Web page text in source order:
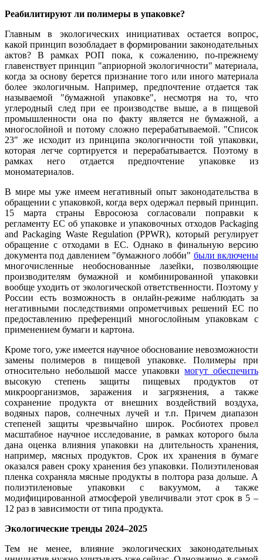
Реабилитируют ли полимеры в упаковке?
Главным в экологических инициативах остается вопрос,
какой принцип возобладает в формировании законодательных
актов? В рамках РОП пока, к сожалению, по-прежнему
главенствует принцип "априорной экологичности" материала,
когда за основу берется признание того или иного материала
более экологичным. Например, предпочтение отдается так
называемой "бумажной упаковке", несмотря на то, что
углеродный след при ее производстве выше, а в пищевой
промышленности она по факту является не бумажной, а
многослойной и потому сложно перерабатываемой. "Список
23" же исходит из принципа экологичности той упаковки,
которая легче сортируется и перерабатывается. Поэтому в
рамках него отдается предпочтение упаковке из
мономатериалов.
В мире мы уже имеем негативный опыт законодательства в
обращении с упаковкой, когда верх одержал первый принцип.
15 марта страны Евросоюза согласовали поправки к
регламенту ЕС об упаковке и упаковочных отходов Packaging
and Packaging Waste Regulation (PPWR), который регулирует
обращение с отходами в ЕС. Однако в финальную версию
документа под давлением "бумажного лобби" были включены
многочисленные необоснованные лазейки, позволяющие
производителям бумажной и комбинированной упаковки
вообще уходить от экологической ответственности. Поэтому у
России есть возможность в онлайн-режиме наблюдать за
негативными последствиями опрометчивых решений ЕС по
предоставлению преференций многослойным упаковкам с
применением бумаги и картона.
Кроме того, уже имеется научное обоснование невозможности
замены полимеров в пищевой упаковке. Полимеры при
относительно небольшой массе упаковкимогут обеспечить
высокую степень защиты пищевых продуктов от
микроорганизмов, заражения и загрязнения, а также
сохранение продукта от внешних воздействий воздуха,
водяных паров, солнечных лучей и т.п. Причем диапазон
степеней защиты чрезвычайно широк. Росбиотех провел
масштабное научное исследование, в рамках которого была
дана оценка влияния упаковки на длительность хранения,
например, мясных продуктов. Срок их хранения в бумаге
оказался равен сроку хранения без упаковки. Полиэтиленовая
пленка сохраняла мясные продукты в полтора раза дольше. А
полиэтиленовые упаковки с вакуумом, а также
модифицированной атмосферой увеличивали этот срок в 5 –
12 раз в зависимости от типа продукта.
Экологические тренды 2024–2025
Тем не менее, влияние экологических законодательных